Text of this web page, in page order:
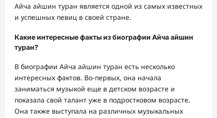
Айча айшин туран является одной из самых известных
и успешных певиц в своей стране.
Какие интересные факты из биографии Айча айшин
туран?
В биографии Айча айшин туран есть несколько
интересных фактов. Во-первых, она начала
заниматься музыкой еще в детском возрасте и
показала свой талант уже в подростковом возрасте.
Она также выступала на различных музыкальных